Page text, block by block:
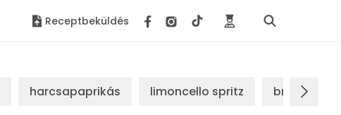
Receptbeküldés
harcsapaprikás limoncello spritz brassói